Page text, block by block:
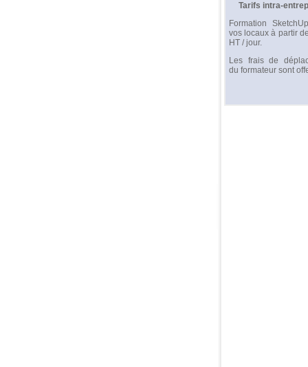
Tarifs intra-
Formation
vos locaux à partir
HT / jour.
Les frais de
du formateur sont